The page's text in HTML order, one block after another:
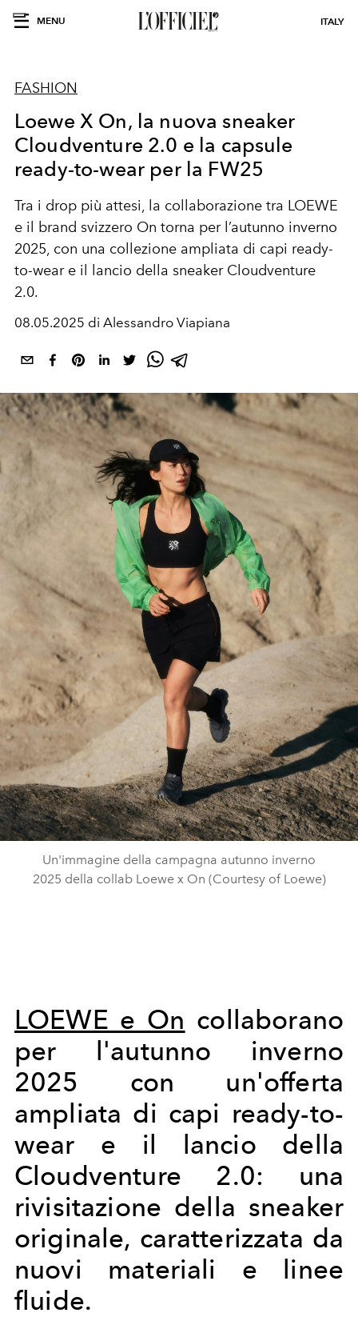
MENU ITALY
FASHION
Loewe X On, la nuova sneaker
Cloudventure 2.0 e la capsule
ready-to-wear per la FW25
Tra i drop più attesi, la collaborazione tra LOEWE
e il brand svizzero On torna per l’autunno inverno
2025, con una collezione ampliata di capi ready-
to-weare il lancio della sneaker Cloudventure
2.0.
08.05.2025 di Alessandro Viapiana
Un'immagine della campagna autunno inverno
2025 della collab Loewe x On (Courtesy of Loewe)
LOEWE e On collaborano
per l'autunno inverno
2025 con un'offerta
ampliata di capi ready-to-
wear e il lancio della
Cloudventure 2.0: una
rivisitazione della sneaker
originale, caratterizzata da
nuovi materiali e linee
fluide.